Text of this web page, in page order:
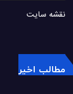
نقشه سایت
مطالب اخیر